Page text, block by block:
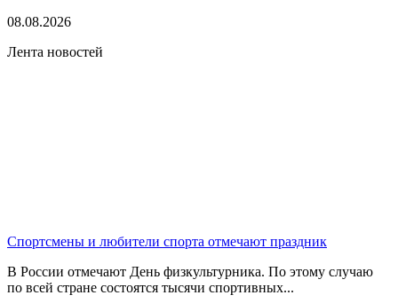
08.08.2026
Лента новостей
Спортсмены и любители спорта отмечают праздник
В России отмечают День физкультурника. По этому случаю
по всей стране состоятся тысячи спортивных...